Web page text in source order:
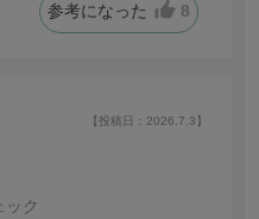
参考になった 8
【投稿日：2026.7.3】
ック